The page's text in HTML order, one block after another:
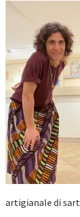
artigianale di